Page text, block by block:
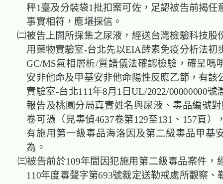
秤1臺及分裝袋1批扣案可佐，足認被告前揭任
事實相符，應堪採信。
㈡被告上開所採集之尿液，經送台灣檢驗科技股
用藥物實驗室-台北先以EIA酵素免疫分析法初
GC/MS氣相層析/質譜儀法確認檢驗，確呈嗎
安非他命及甲基安非他命陽性反應乙節，有該
實驗室-台北111年8月1日UL/2022/00000000號
報告及桃園分局真實姓名與尿液、毒品編號
卷可憑（見毒偵4637卷第129至131、157頁）
有施用第一級毒品海洛因及第二級毒品甲基
為。
㈢被告前於109年間因犯施用第二級毒品案件，
110年度毒聲字第693號裁定送勒戒處所觀察、